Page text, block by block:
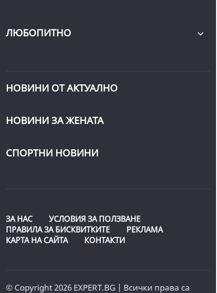
ЛЮБОПИТНО
НОВИНИ ОТ АКТУАЛНО
НОВИНИ ЗА ЖЕНАТА
СПОРТНИ НОВИНИ
ЗА НАС
УСЛОВИЯ ЗА ПОЛЗВАНЕ
ПРАВИЛА ЗА БИСКВИТКИТЕ
РЕКЛАМА
КАРТА НА САЙТА
КОНТАКТИ
© Copyright 2026 EXPERT.BG | Всички права са